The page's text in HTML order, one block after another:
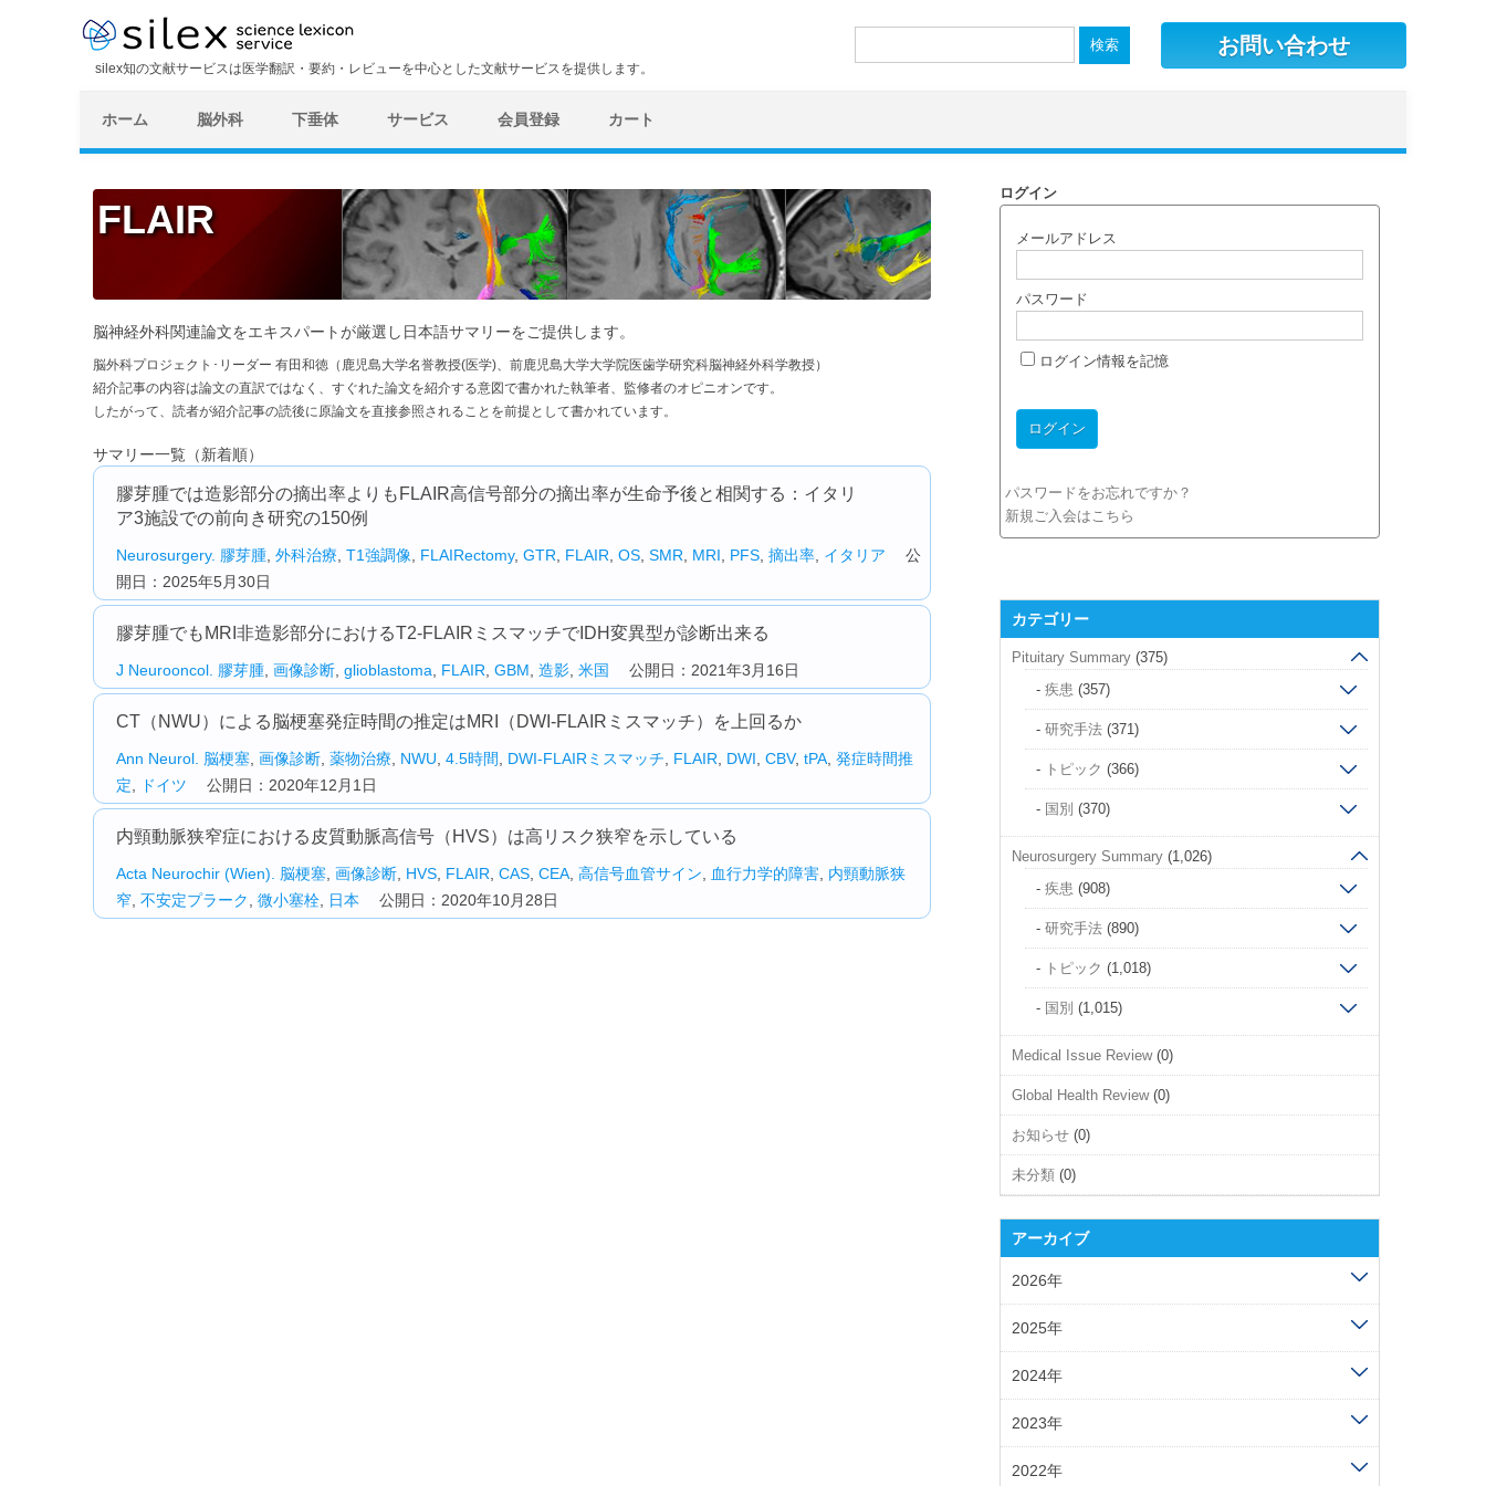
silex知の文献サービスは医学翻訳・要約・レビューを中心とした文献サービスを提供します。
検
お問い合わせ
ホーム 脳外科 下垂体 サービス 会員登録 カート
FLAIR
脳神経外科関連論文をエキスパートが厳選し日本語サマリーをご提供します。
脳外科プロジェクト･リーダー 有田和徳（鹿児島大学名誉教授(医学)、前鹿児島大学大学院医歯学研究科脳神経外科学教授）
紹介記事の内容は論文の直訳ではなく、すぐれた論文を紹介する意図で書かれた執筆者、監修者のオピニオンです。
したがって、読者が紹介記事の読後に原論文を直接参照されることを前提として書かれています。
サマリー一覧（新着順）
膠芽腫では造影部分の摘出率よりもFLAIR高信号部分の摘出率が生命予後と相関する：イタリ
ア3施設での前向き研究の150例
Neurosurgery. 膠芽腫 外科治療 T1強調像 FLAIRectomy, GTR FLAIR OS SMR MRI PFS 摘出率 イタリア 公
開日：2025年5月30日
膠芽腫でもMRI非造影部分におけるT2-FLAIRミスマッチでIDH変異型が診断出来る
J Neurooncol. 膠芽腫 画像診断 glioblastoma FLAIR GBM 造影 米国 公開日：2021年3月16日
CT（NWU）による脳梗塞発症時間の推定はMRI（DWI-FLAIRミスマッチ）を上回るか
Ann Neurol. 脳梗塞 画像診断 薬物治療 NWU 4.5時間 DWI-FLAIRミスマッチ FLAIR DWI CBV, tPA 発症時間推
定
ドイツ 公開日：2020年12月1日
内頸動脈狭窄症における皮質動脈高信号（HVS）は高リスク狭窄を示している
Acta Neurochir (Wien). 脳梗塞 画像診断 HVS FLAIR CAS CEA 高信号血管サイン 血行力学的障害 内頸動脈狭
窄 不安定プラーク 微小塞栓 日本 公開日：2020年10月28日
ログイン
メールアドレス
パスワード
ログイン情報を記憶
パスワードをお忘れですか？
新規ご入会はこちら
カテゴリー
Pituitary Summary(375)
疾患 (357)
研究手法(371)
トピック (366)
国別 (370)
Neurosurgery Summary(1,026)
疾患 (908)
研究手法(890)
トピック (1,018)
国別 (1,015)
Medical Issue Review(0)
Global Health Review(0)
お知らせ(0)
未分類(0)
アーカイブ
2026年
2025年
2024年
2023年
2022年